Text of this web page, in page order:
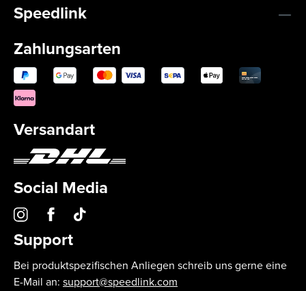
Speedlink
Zahlungsarten
Versandart
Social Media
Support
Bei produktspezifischen Anliegen schreib uns gerne eine
E-Mail an: support@speedlink.com